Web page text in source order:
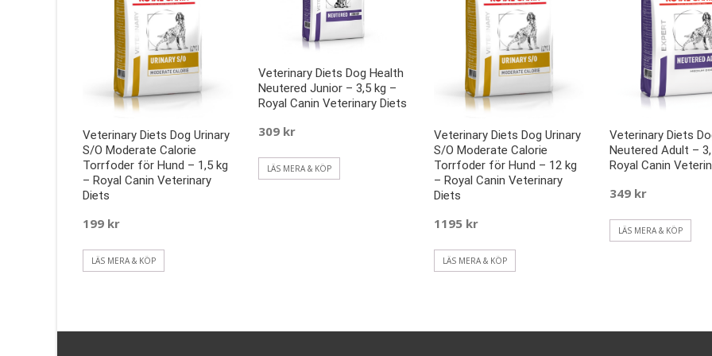
Veterinary Diets Dog Urinary
S/O Moderate Calorie
Torrfoder för Hund – 1,5 kg
– Royal Canin Veterinary
Diets
199 kr
LÄS MERA & KÖP
Veterinary Diets Dog Health
Neutered Junior – 3,5 kg –
Royal Canin Veterinary Diets
309 kr
LÄS MERA & KÖP
Veterinary Diets Dog Urinary
S/O Moderate Calorie
Torrfoder för Hund – 12 kg
– Royal Canin Veterinary
Diets
1195 kr
LÄS MERA & KÖP
Veterinary Diets
Neutered Adult –
Royal Canin
349 kr
LÄS MERA & KÖP